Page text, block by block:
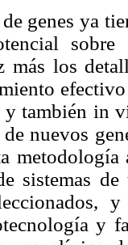
genes ya
sobre
más los
también in
nuevos
sistemas
y